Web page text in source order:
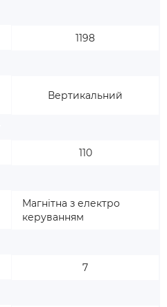
1198
Вертикальний
110
Магнітна з електро
керуванням
7